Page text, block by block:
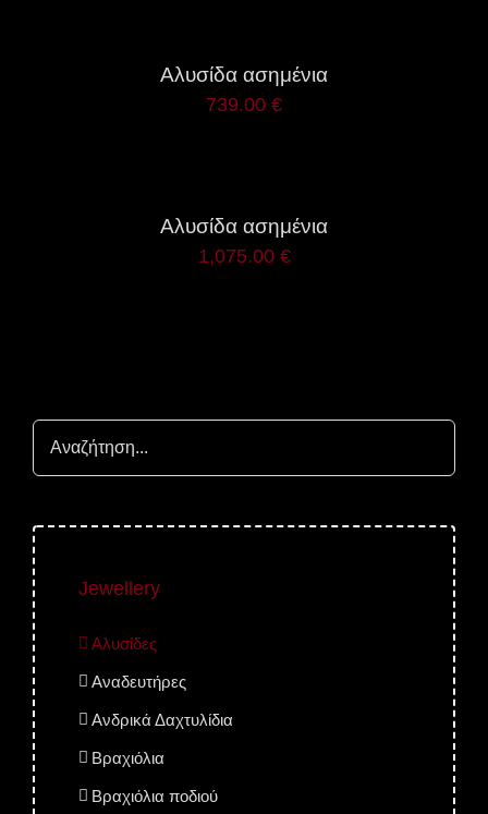
Αλυσίδα ασημένια
739.00 €
Αλυσίδα ασημένια
1,075.00 €
Jewellery
Αλυσίδες
Αναδευτήρες
Ανδρικά Δαχτυλίδια
Βραχιόλια
Βραχιόλια ποδιού